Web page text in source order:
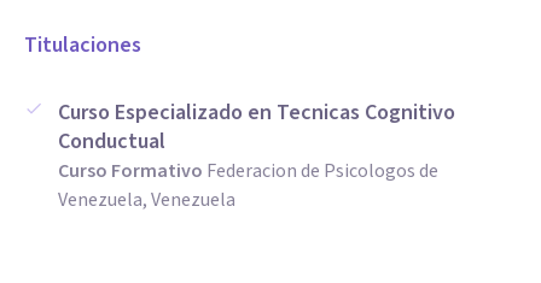
Titulaciones
Curso Especializado en Tecnicas Cognitivo
Conductual
Curso Formativo Federacion de Psicologos de
Venezuela, Venezuela